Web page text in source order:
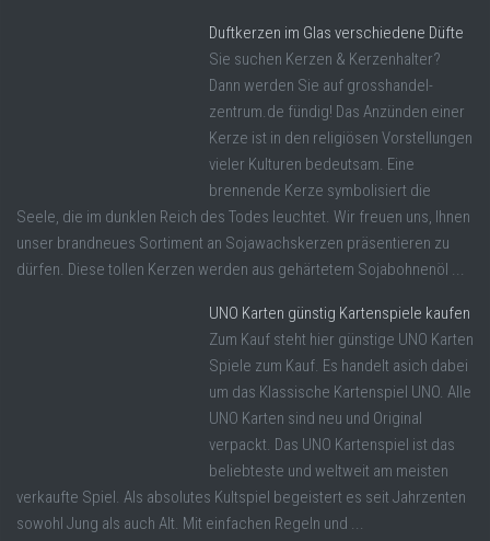
Duftkerzen im Glas verschiedene Düfte
Sie suchen Kerzen & Kerzenhalter?
Dann werden Sie auf grosshandel-
zentrum.de fündig! Das Anzünden einer
Kerze ist in den religiösen Vorstellungen
vieler Kulturen bedeutsam. Eine
brennende Kerze symbolisiert die
Seele, die im dunklen Reich des Todes leuchtet. Wir freuen uns, Ihnen
unser brandneues Sortiment an Sojawachskerzen präsentieren zu
dürfen. Diese tollen Kerzen werden aus gehärtetem Sojabohnenöl ...
UNO Karten günstig Kartenspiele kaufen
Zum Kauf steht hier günstige UNO Karten
Spiele zum Kauf. Es handelt asich dabei
um das Klassische Kartenspiel UNO. Alle
UNO Karten sind neu und Original
verpackt. Das UNO Kartenspiel ist das
beliebteste und weltweit am meisten
verkaufte Spiel. Als absolutes Kultspiel begeistert es seit Jahrzenten
sowohl Jung als auch Alt. Mit einfachen Regeln und ...